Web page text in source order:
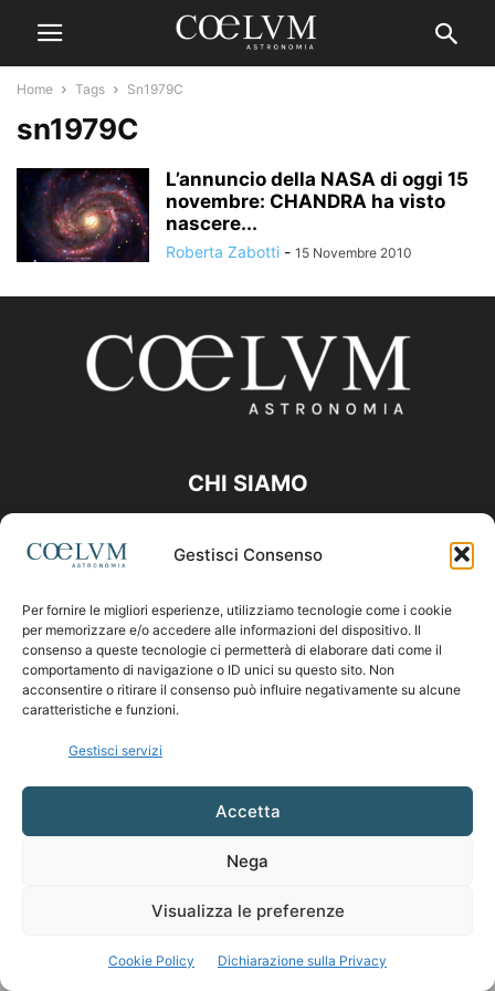
Gestisci Consenso
Per fornire le migliori esperienze, utilizziamo tecnologie come i cookie
per memorizzare e/o accedere alle informazioni del dispositivo. Il
consenso a queste tecnologie ci permetterà di elaborare dati come il
comportamento di navigazione o ID unici su questo sito. Non
acconsentire o ritirare il consenso può influire negativamente su alcune
caratteristiche e funzioni.
Gestisci servizi
Accetta
Nega
Visualizza le preferenze
Cookie Policy Dichiarazione sulla Privacy
Home Tags Sn1979C
sn1979C
L’annuncio della NASA di oggi 15
novembre: CHANDRA ha visto
nascere...
Roberta Zabotti - 15 Novembre 2010
CHI SIAMO
Contattaci:coelumastro@coelum.com
SEGUICI